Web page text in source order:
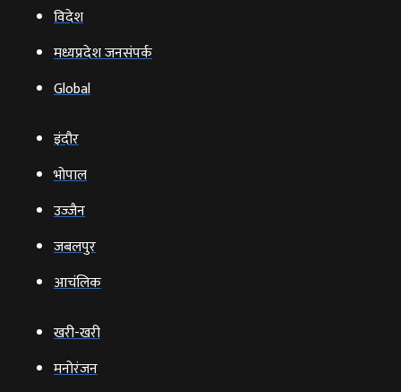
विदेश
मध्यप्रदेश जनसंपर्क
Global
इंदौर
भोपाल
उज्‍जैन
जबलपुर
आचंलिक
खरी-खरी
मनोरंजन